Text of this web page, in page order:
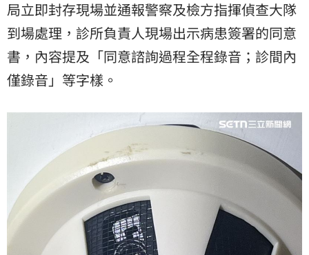
局立即封存現場並通報警察及檢方指揮偵查大隊
到場處理，診所負責人現場出示病患簽署的同意
書，內容提及「同意諮詢過程全程錄音；診間內
僅錄音」等字樣。